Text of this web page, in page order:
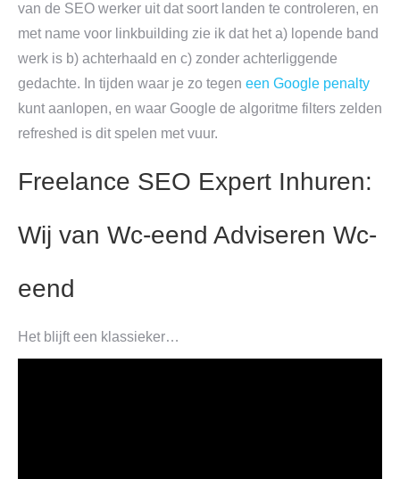
van de SEO werker uit dat soort landen te controleren, en
met name voor linkbuilding zie ik dat het a) lopende band
werk is b) achterhaald en c) zonder achterliggende
gedachte. In tijden waar je zo tegen een Google penalty
kunt aanlopen, en waar Google de algoritme filters zelden
refreshed is dit spelen met vuur.
Freelance SEO Expert Inhuren:
Wij van Wc-eend Adviseren Wc-
eend
Het blijft een klassieker…